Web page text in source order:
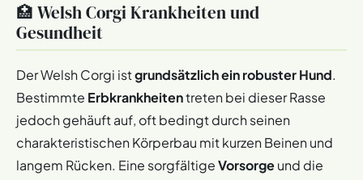
Besucht den Züchter mehrmals. Beobachtet die
Mutterhündin und die Welpen in ihrer Umgebung. Die
Welpen sollten sauber, aktiv und neugierig wirken. Ein
verantwortungsvoller Züchter gibt seine Welpen
frühestens im Alter von
8 Wochen , oft besser erst mit
wichtigeSozialisierung undPrägungdurch Mutter und
Geschwister erfolgt. Der Züchter sollte euch alle
Papiere, Impfungen und Entwurmungen nachweisen
🏥 Welsh Corgi Krankheiten und
Gesundheit
Der Welsh Corgi istgrundsätzlich ein robuster Hund.
Bestimmte Erbkrankheitentreten bei dieser Rasse
jedoch gehäuft auf, oft bedingt durch seinen
charakteristischen Körperbau mit kurzen Beinen und
langem Rücken. Eine sorgfältigeVorsorgeund die